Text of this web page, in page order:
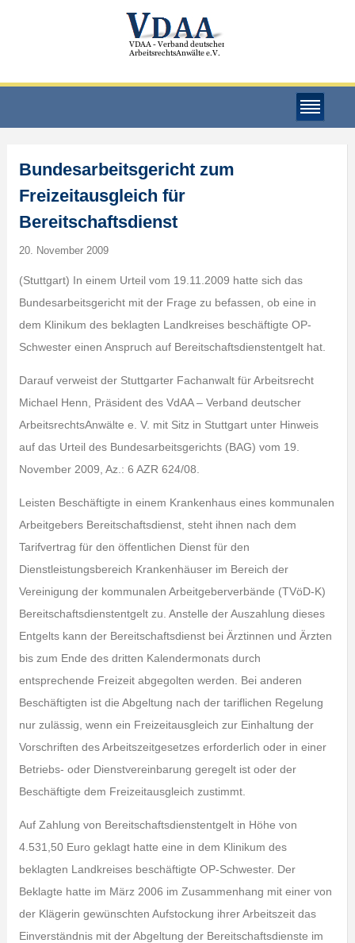
Bundesarbeitsgericht zum
Freizeitausgleich für
Bereitschaftsdienst
20. November 2009
(Stuttgart) In einem Urteil vom 19.11.2009 hatte sich das
Bundesarbeitsgericht mit der Frage zu befassen, ob eine in
dem Klinikum des beklagten Landkreises beschäftigte OP-
Schwester einen Anspruch auf Bereitschaftsdienstentgelt hat.
Darauf verweist der Stuttgarter Fachanwalt für Arbeitsrecht
Michael Henn, Präsident des VdAA – Verband deutscher
ArbeitsrechtsAnwälte e. V. mit Sitz in Stuttgart unter Hinweis
auf das Urteil des Bundesarbeitsgerichts (BAG) vom 19.
November 2009, Az.: 6 AZR 624/08.
Leisten Beschäftigte in einem Krankenhaus eines kommunalen
Arbeitgebers Bereitschaftsdienst, steht ihnen nach dem
Tarifvertrag für den öffentlichen Dienst für den
Dienstleistungsbereich Krankenhäuser im Bereich der
Vereinigung der kommunalen Arbeitgeberverbände (TVöD-K)
Bereitschaftsdienstentgelt zu. Anstelle der Auszahlung dieses
Entgelts kann der Bereitschaftsdienst bei Ärztinnen und Ärzten
bis zum Ende des dritten Kalendermonats durch
entsprechende Freizeit abgegolten werden. Bei anderen
Beschäftigten ist die Abgeltung nach der tariflichen Regelung
nur zulässig, wenn ein Freizeitausgleich zur Einhaltung der
Vorschriften des Arbeitszeitgesetzes erforderlich oder in einer
Betriebs- oder Dienstvereinbarung geregelt ist oder der
Beschäftigte dem Freizeitausgleich zustimmt.
Auf Zahlung von Bereitschaftsdienstentgelt in Höhe von
4.531,50 Euro geklagt hatte eine in dem Klinikum des
beklagten Landkreises beschäftigte OP-Schwester. Der
Beklagte hatte im März 2006 im Zusammenhang mit einer von
der Klägerin gewünschten Aufstockung ihrer Arbeitszeit das
Einverständnis mit der Abgeltung der Bereitschaftsdienste im